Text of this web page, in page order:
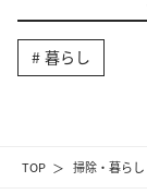
TOP 掃除・暮らし
暮らし